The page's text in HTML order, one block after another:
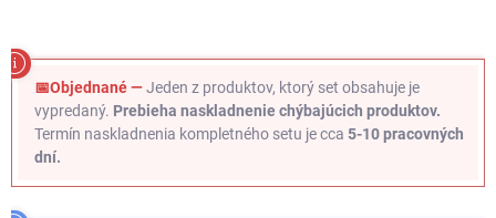
📅Objednané —Jeden z produktov, ktorý set obsahuje je
vypredaný. Prebieha naskladnenie chýbajúcich produktov.
Termín naskladnenia kompletného setu je cca 5-10 pracovných
dní.